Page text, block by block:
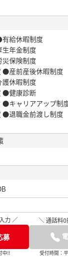
給休暇制度
年金制度
保険制度
産前産後休暇制度
休暇制度
●健康診断
キャリアアップ制
退職金前渡し制度
力 ／
募
中!!
＼ 通話料
受付時間：